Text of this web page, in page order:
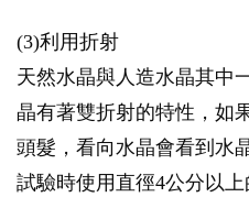
(3)利用折射
天然水晶與人造水晶其中
晶有著雙折射的特性，如
頭髮，看向水晶會看到水
試驗時使用直徑4公分以上